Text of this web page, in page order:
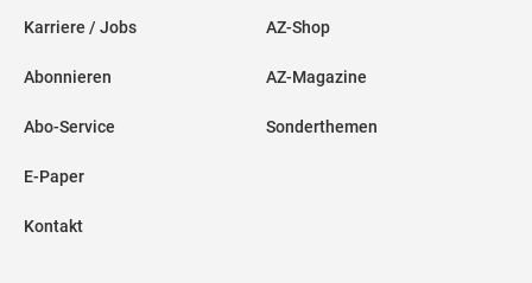
Karriere / Jobs
Abonnieren
Abo-Service
E-Paper
Kontakt
AZ-Shop
AZ-Magazine
Sonderthemen